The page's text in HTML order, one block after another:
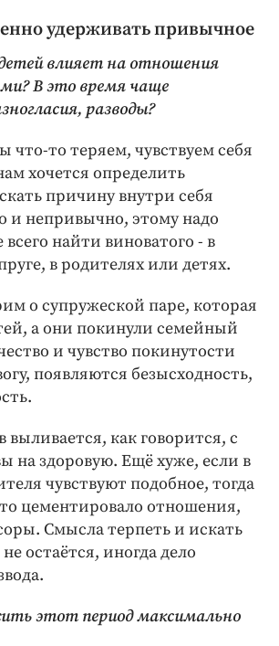
удерживать привычное
влияет на отношения
В это время чаще
разводы?
что-то теряем, чувствуем себя
хочется определить
причину внутри себя
и непривычно, этому надо
всего найти виноватого - в
в родителях или детях.
о супружеской паре, которая
а они покинули семейный
и чувство покинутости
появляются безысходность,
выливается, как говорится, с
на здоровую. Ещё хуже, если в
чувствуют подобное, тогда
цементировало отношения,
Смысла терпеть и искать
остаётся, иногда дело
этот период максимально